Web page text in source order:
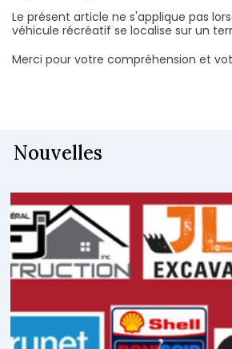
Le présent article ne s'applique pas
véhicule récréatif se localise sur un
Merci pour votre compréhension et
Nouvelles